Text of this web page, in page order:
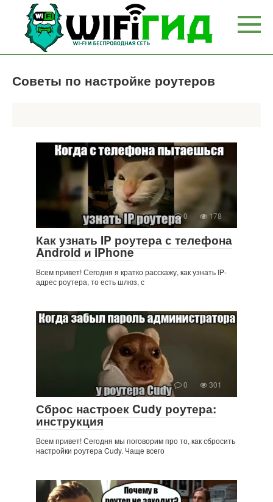
Перейти
контенту
Советы по настройке роутеров
0 178
Как узнать IP роутера с телефона
Android и iPhone
Всем привет! Сегодня я кратко расскажу, как узнать IP-
адрес роутера, то есть шлюз, с
0 301
Сброс настроек Cudy роутера:
инструкция
Всем привет! Сегодня мы поговорим про то, как сбросить
настройки роутера Cudy. Чаще всего